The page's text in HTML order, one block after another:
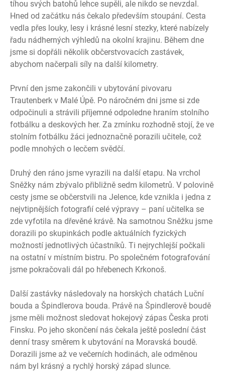
tíhou svých batohů lehce supěli, ale nikdo se nevzdal.
Hned od začátku nás čekalo především stoupání. Cesta
vedla přes louky, lesy i krásné lesní stezky, které nabízely
řadu nádherných výhledů na okolní krajinu. Během dne
jsme si dopřáli několik občerstvovacích zastávek,
abychom načerpali síly na další kilometry.
První den jsme zakončili v ubytování pivovaru
Trautenberk v Malé Úpě. Po náročném dni jsme si zde
odpočinuli a strávili příjemné odpoledne hraním stolního
fotbálku a deskových her. Za zmínku rozhodně stojí, že ve
stolním fotbálku žáci jednoznačně porazili učitele, což
podle mnohých o lecčem svědčí.
Druhý den ráno jsme vyrazili na další etapu. Na vrchol
Sněžky nám zbývalo přibližně sedm kilometrů. V polovině
cesty jsme se občerstvili na Jelence, kde vznikla i jedna z
nejvtipnějších fotografií celé výpravy – paní učitelka se
zde vyfotila na dřevěné krávě. Na samotnou Sněžku jsme
dorazili po skupinkách podle aktuálních fyzických
možností jednotlivých účastníků. Ti nejrychlejší počkali
na ostatní v místním bistru. Po společném fotografování
jsme pokračovali dál po hřebenech Krkonoš.
Další zastávky následovaly na horských chatách Luční
bouda a Špindlerova bouda. Právě na Špindlerově boudě
jsme měli možnost sledovat hokejový zápas Česka proti
Finsku. Po jeho skončení nás čekala ještě poslední část
denní trasy směrem k ubytování na Moravská boudě.
Dorazili jsme až ve večerních hodinách, ale odměnou
nám byl krásný a rychlý horský západ slunce.